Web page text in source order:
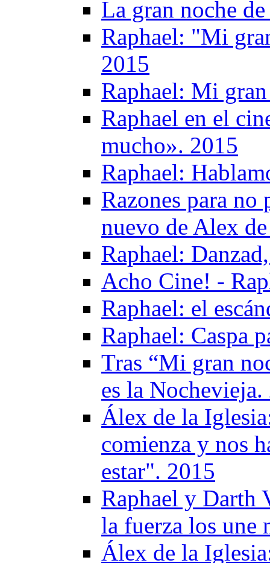
La gran noche
Raphael: "Mi
2015
Raphael: Mi
Raphael en el
mucho». 2015
Raphael:
Razones para
nuevo de Alex
Raphael:
Acho Cine! -
Raphael: el
Raphael: Caspa
Tras “Mi gran
es la Nochevieja.
Álex de la
comienza y nos
estar". 2015
Raphael y Darth
la fuerza los une
Álex de la